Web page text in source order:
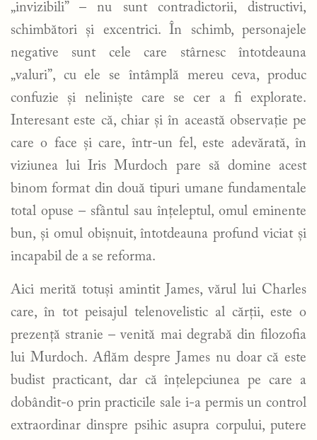
„invizibili” – nu sunt contradictorii, distructivi,
schimbători și excentrici. În schimb, personajele
negative sunt cele care stârnesc întotdeauna
„valuri”, cu ele se întâmplă mereu ceva, produc
confuzie și neliniște care se cer a fi explorate.
Interesant este că, chiar și în această observație pe
care o face și care, într-un fel, este adevărată, în
viziunea lui Iris Murdoch pare să domine acest
binom format din două tipuri umane fundamentale
total opuse – sfântul sau înțeleptul, omul eminente
bun, și omul obișnuit, întotdeauna profund viciat și
incapabil de a se reforma.
Aici merită totuși amintit James, vărul lui Charles
care, în tot peisajul telenovelistic al cărții, este o
prezență stranie – venită mai degrabă din filozofia
lui Murdoch. Aflăm despre James nu doar că este
budist practicant, dar că înțelepciunea pe care a
dobândit-o prin practicile sale i-a permis un control
extraordinar dinspre psihic asupra corpului, putere